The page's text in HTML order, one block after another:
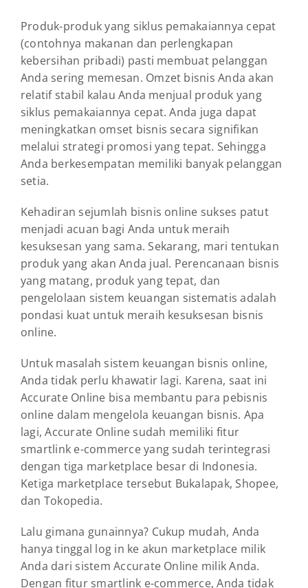
Produk-produk yang siklus pemakaiannya cepat
(contohnya makanan dan perlengkapan
kebersihan pribadi) pasti membuat pelanggan
Anda sering memesan. Omzet bisnis Anda akan
relatif stabil kalau Anda menjual produk yang
siklus pemakaiannya cepat. Anda juga dapat
meningkatkan omset bisnis secara signifikan
melalui strategi promosi yang tepat. Sehingga
Anda berkesempatan memiliki banyak pelanggan
setia.
Kehadiran sejumlah bisnis online sukses patut
menjadi acuan bagi Anda untuk meraih
kesuksesan yang sama. Sekarang, mari tentukan
produk yang akan Anda jual. Perencanaan bisnis
yang matang, produk yang tepat, dan
pengelolaan sistem keuangan sistematis adalah
pondasi kuat untuk meraih kesuksesan bisnis
online.
Untuk masalah sistem keuangan bisnis online,
Anda tidak perlu khawatir lagi. Karena, saat ini
Accurate Online bisa membantu para pebisnis
online dalam mengelola keuangan bisnis. Apa
lagi, Accurate Online sudah memiliki fitur
smartlink e-commerce yang sudah terintegrasi
dengan tiga marketplace besar di Indonesia.
Ketiga marketplace tersebut Bukalapak, Shopee,
dan Tokopedia.
Lalu gimana gunainnya? Cukup mudah, Anda
hanya tinggal log in ke akun marketplace milik
Anda dari sistem Accurate Online milik Anda.
Dengan fitur smartlink e-commerce, Anda tidak